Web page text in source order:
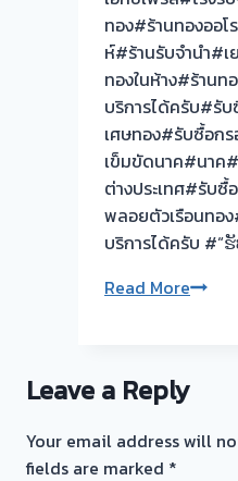
นี➡️รับ
ซื้อ
ตั๋ว
จำนำ
ทอง
เมือง
ปทุม
ปทุมธ
🇹🇭
ซื้อ
ยินดี
ประเมิ
ทอง#ร้านทองออโ
ห์#ร้านรับจำนำ#เ
ทองในห้าง#ร้านท
บริการได้ครับ#รั
เศษทอง#รับซื้อก
เข็มขัดนาค#นาค
ต่างประเทศ#รับ
พลอยตัวเรือนทอ
บริการได้ครับ #“
Read More🟢
จำนำ
ชนิด
Leave a Reply
Your email address will
fields are marked *